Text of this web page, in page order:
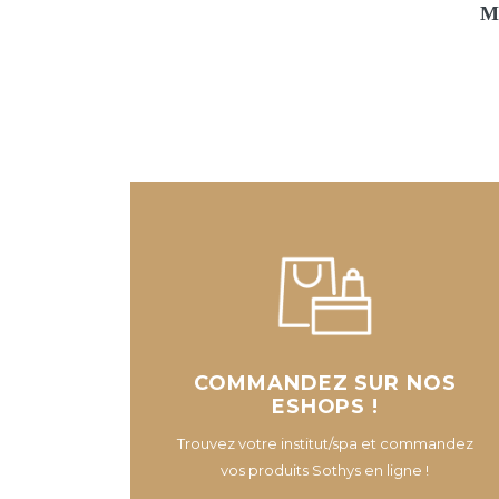
COMMANDEZ SUR NOS
ESHOPS !
Trouvez votre institut/spa et commandez
vos produits Sothys en ligne !